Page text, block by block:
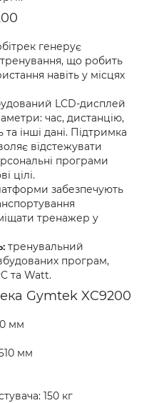
генерує
що робить
навіть у місцях
LCD-дисплей
час, дистанцію,
та інші дані. Підтримка
відстежувати
програми
цілі.
забезпечують
тренажер у
тренувальний
програм,
та Watt.
Gymtek XC9200
мм
мм
150 кг